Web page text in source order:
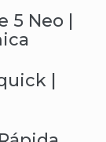
Neo |
|